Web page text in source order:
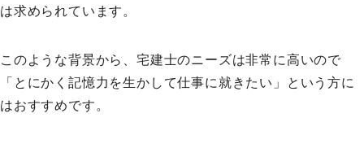
は求められています。
このような背景から、宅建士のニーズは非常に高いので
「とにかく記憶力を生かして仕事に就きたい」という方に
はおすすめです。